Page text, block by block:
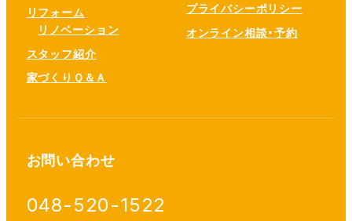
リフォーム
リノベーション
スタッフ紹介
家づくりＱ＆Ａ
プライバシーポリシー
オンライン相談・予約
お問い合わせ
048-520-1522